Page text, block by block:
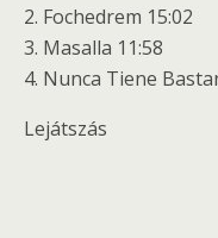
2. Fochedrem 15:02
3. Masalla 11:58
4. Nunca Tiene
Lejátszás